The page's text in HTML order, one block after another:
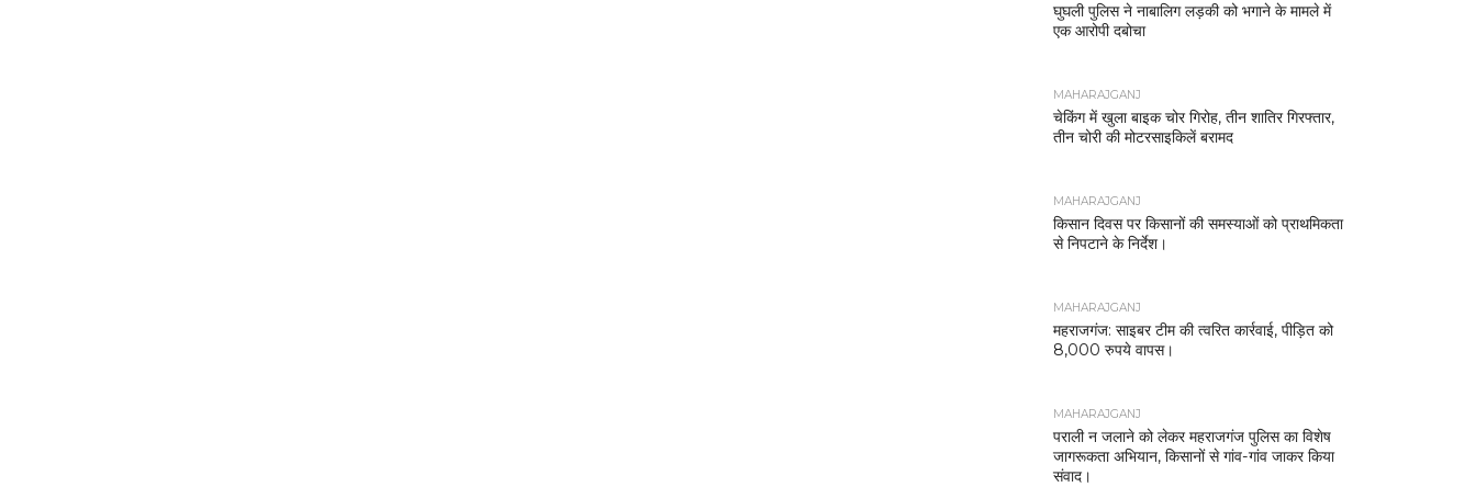
घुघली पुलिस ने नाबालिग लड़की को भगाने के मामले में
एक आरोपी दबोचा
MAHARAJGANJ
चेकिंग में खुला बाइक चोर गिरोह, तीन शातिर गिरफ्तार,
तीन चोरी की मोटरसाइकिलें बरामद
MAHARAJGANJ
किसान दिवस पर किसानों की समस्याओं को प्राथमिकता
से निपटाने के निर्देश।
MAHARAJGANJ
महराजगंज: साइबर टीम की त्वरित कार्रवाई, पीड़ित को
8,000 रुपये वापस।
MAHARAJGANJ
पराली न जलाने को लेकर महराजगंज पुलिस का विशेष
जागरूकता अभियान, किसानों से गांव-गांव जाकर किया
संवाद।